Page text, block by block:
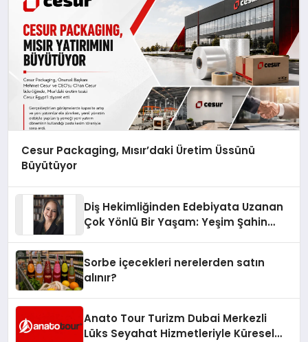
Cesur Packaging, Mısır’daki Üretim Üssünü
Büyütüyor
Diş Hekimliğinden Edebiyata Uzanan
Çok Yönlü Bir Yaşam: Yeşim Şahin
Sorbe içecekleri nerelerden satın
alınır?
Anato Tour Turizm Dubai Merkezli
Lüks Seyahat Hizmetleriyle Küresel